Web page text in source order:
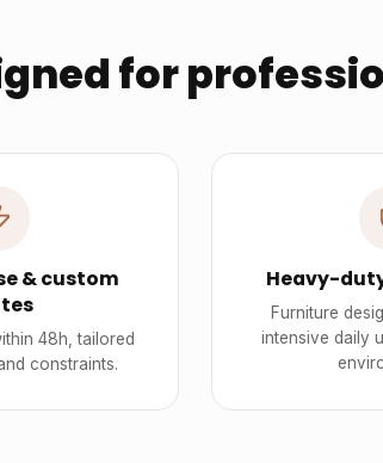
for
& custom
48h, tailored
constraints.
Heavy-
Furniture
intensive daily